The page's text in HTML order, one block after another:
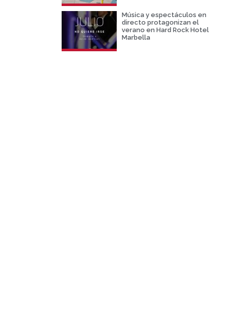
Música y espectáculos en
directo protagonizan el
verano en Hard Rock Hotel
Marbella